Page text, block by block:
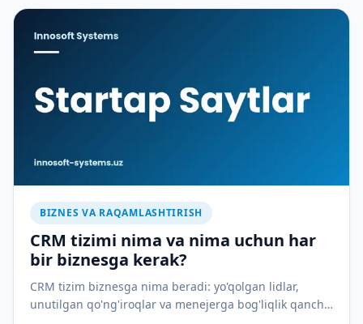
BIZNES VA RAQAMLASHTIRISH
CRM tizimi nima va nima uchun har
bir biznesga kerak?
CRM tizim biznesga nima beradi: yo'qolgan lidlar,
unutilgan qo'ng'iroqlar va menejerga bog'liqlik qancha